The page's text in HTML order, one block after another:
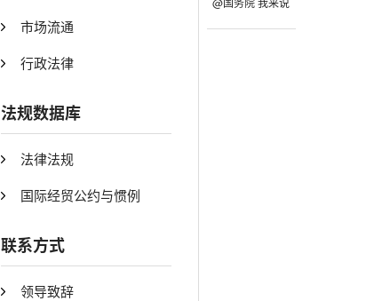
市场流通
行政法律
法规数据库
法律法规
国际经贸公约与惯例
联系方式
领导致辞